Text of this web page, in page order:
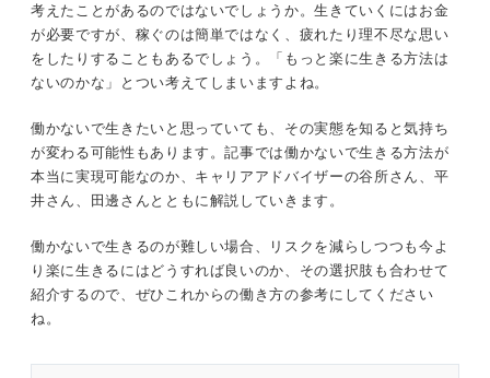
記事の該当箇所を見る
働かないで生きるのには相当な覚悟が必要
「働かないで生きる」ってどんな状況？ 実現
10年以内に働かなくてもお金がもらえる時代
が来るって本当？
働かないで生きるのが現実的に難しい理由
と併せてご確認ください。
考えたことがあるのではないでしょうか。生きていくにはお金
が必要ですが、稼ぐのは簡単ではなく、疲れたり理不尽な思い
をしたりすることもあるでしょう。「もっと楽に生きる方法は
ないのかな」とつい考えてしまいますよね。
働かないで生きたいと思っていても、その実態を知ると気持ち
が変わる可能性もあります。記事では働かないで生きる方法が
本当に実現可能なのか、キャリアアドバイザーの谷所さん、平
井さん、田邊さんとともに解説していきます。
働かないで生きるのが難しい場合、リスクを減らしつつも今よ
り楽に生きるにはどうすれば良いのか、その選択肢も合わせて
紹介するので、ぜひこれからの働き方の参考にしてください
ね。